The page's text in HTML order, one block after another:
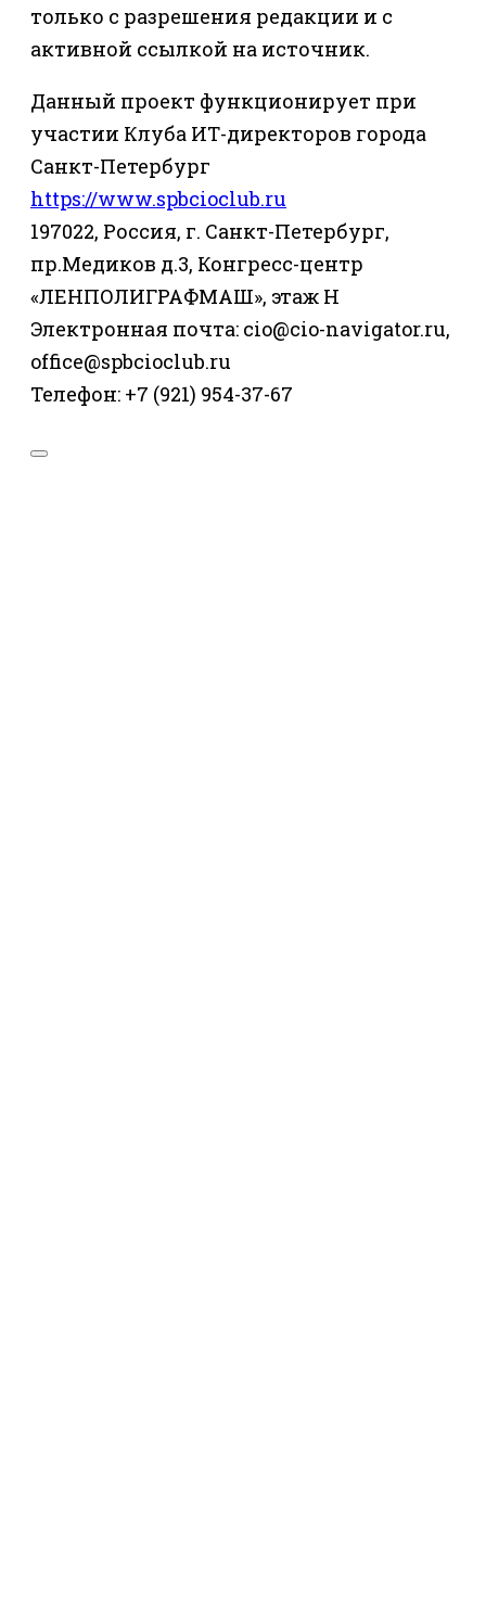
только с разрешения редакции и с
активной ссылкой на источник.
Данный проект функционирует при
участии Клуба ИТ-директоров города
Санкт-Петербург
https://www.spbcioclub.ru
197022, Россия, г. Санкт-Петербург,
пр.Медиков д.3, Конгресс-центр
«ЛЕНПОЛИГРАФМАШ», этаж Н
Электронная почта: cio@cio-navigator.ru,
office@spbcioclub.ru
Телефон: +7 (921) 954-37-67